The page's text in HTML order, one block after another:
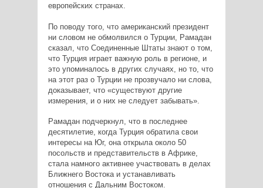
европейских странах.
По поводу того, что американский президент
ни словом не обмолвился о Турции, Рамадан
сказал, что Соединенные Штаты знают о том,
что Турция играет важную роль в регионе, и
это упоминалось в других случаях, но то, что
на этот раз о Турции не прозвучало ни слова,
доказывает, что «существуют другие
измерения, и о них не следует забывать».
Рамадан подчеркнул, что в последнее
десятилетие, когда Турция обратила свои
интересы на Юг, она открыла около 50
посольств и представительств в Африке,
стала намного активнее участвовать в делах
Ближнего Востока и устанавливать
отношения с Дальним Востоком.